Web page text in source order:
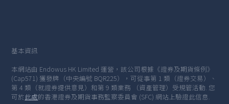
基本資訊
本網站由 Endowus HK Limited 運營，該公司根據《證券及期貨條例》
(Cap571) 獲發牌（中央編號 BQR225），可從事第 1 類（證券交易）、
第 4 類（就證券提供意見）和第 9 類業務 （資產管理）受規管活動. 您
可於此處的香港證券及期貨事務監察委員會 (SFC) 網站上驗證此信息.